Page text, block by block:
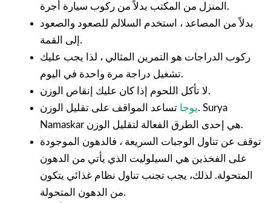
المنزل من المكتب بدلاً من ركوب سيارة أجرة.
بدلاً من المصاعد ، استخدم السلالم للصعود والصعود
إلى القمة.
ركوب الدراجات هو التمرين المثالي ، لذا يجب عليك
تشغيل دراجة مرة واحدة في اليوم.
لا تأكل اللحوم إذا كان عليك إنقاص الوزن.
يوجا تساعد المواقف على تقليل الوزن. Surya
Namaskar هي إحدى الطرق الفعالة لتقليل الوزن.
توقف عن تناول الوجبات السريعة ، فالدهون الموجودة
على الفخذين هي السيلوليت الذي يأتي من الدهون
المتحولة. لذلك، يجب تجنب تناول نظام غذائي يتكون
من الدهون المتحولة.